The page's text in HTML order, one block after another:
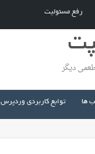
رفع مسئولیت
دیگر
ها توابع کاربردی وردپرس